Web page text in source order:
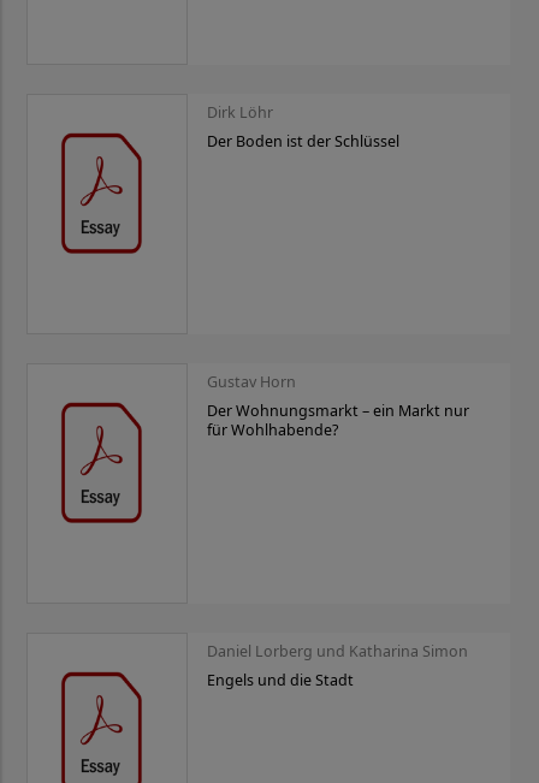
Dirk Löhr
Der Boden ist der Schlüssel
Gustav Horn
Der Wohnungsmarkt – ein Markt nur
für Wohlhabende?
Daniel Lorberg und Katharina Simon
Engels und die Stadt